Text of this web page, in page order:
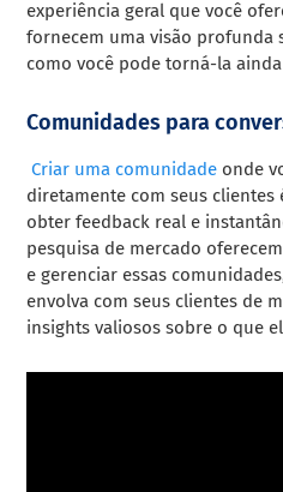
experiência geral que você
fornecem uma visão profunda
como você pode torná-la
Comunidades para
Criar uma comunidade onde
diretamente com seus
obter feedback real e
pesquisa de mercado
e gerenciar essas
envolva com seus clientes de
insights valiosos sobre o que